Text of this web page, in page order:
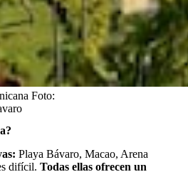
Foto:
Playa Bávaro, Macao, Arena
difícil. Todas ellas ofrecen un